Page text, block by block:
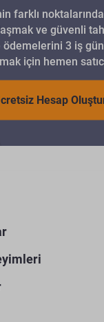
farklı
ve güvenli
ödemelerini 3 iş
için hemen
Hesap